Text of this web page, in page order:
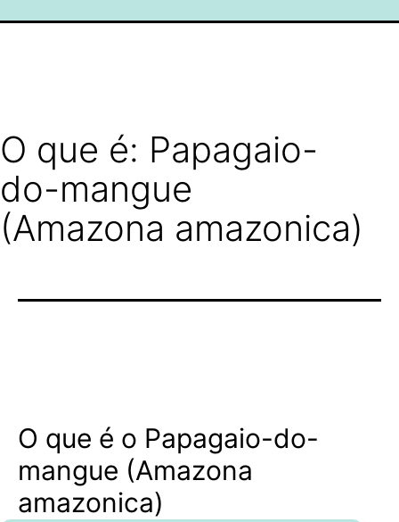
O que é: Papagaio-
do-mangue
(Amazona amazonica)
O que é o Papagaio-do-
mangue (Amazona
amazonica)